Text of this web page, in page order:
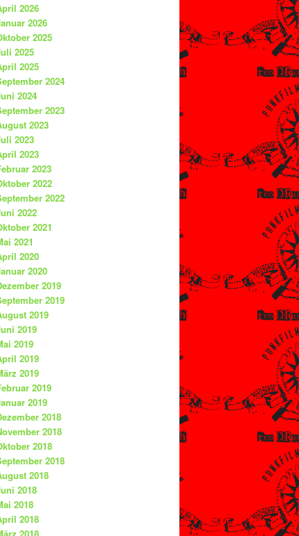
2026
2026
2025
2025
2025
2024
2024
2023
2023
2023
2023
2023
2022
2022
2022
2021
2021
2020
2020
2019
2019
2019
2019
2019
2019
2019
2019
2019
2018
2018
2018
2018
2018
2018
2018
2018